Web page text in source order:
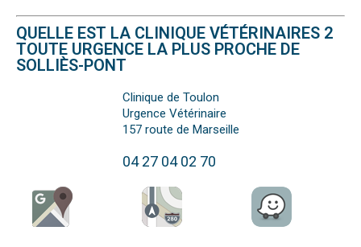
QUELLE EST LA CLINIQUE VÉTÉRINAIRES 2
TOUTE URGENCE LA PLUS PROCHE DE
SOLLIÈS-PONT
Clinique de Toulon
Urgence Vétérinaire
157 route de Marseille
04 27 04 02 70